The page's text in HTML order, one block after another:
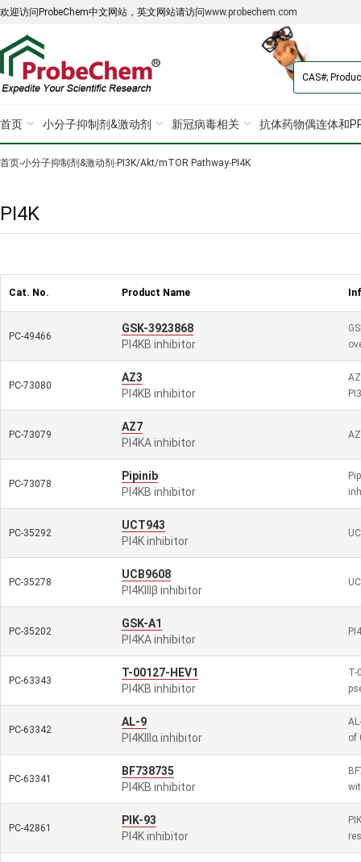
欢迎访问ProbeChem中文网站，英文网站请访问www.probechem.com
首页 小分子抑制剂&激动剂 新冠病毒相关 抗体药物偶连体和
首页-小分子抑制剂&激动剂 -PI3K/Akt/mTOR Pathway-PI4K
PI4K
Cat. No. Product Name
PC-49466
GSK-3923868
PI4KB inhibitor
PC-73080
AZ3
PI4KB inhibitor
PC-73079
AZ7
PI4KA inhibitor
PC-73078
Pipinib
PI4KB inhibitor
PC-35292
UCT943
PI4K inhibitor
PC-35278
UCB9608
PI4KIIIβ inhibitor
PC-35202
GSK-A1
PI4KA inhibitor
PC-63343
T-00127-HEV1
PI4KB inhibitor
T-
PC-63342
AL-9
PI4KIIIα inhibitor
of
PC-63341
BF738735
PI4KB inhibitor
PC-42861
PIK-93
PI4K inhibitor